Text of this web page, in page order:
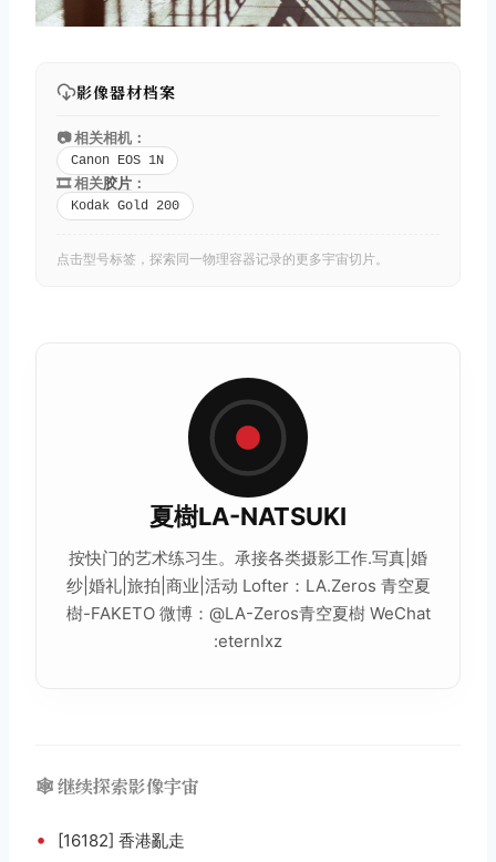
影像器材档案
📷 相关相机：
Canon EOS 1N
🎞️ 相关胶片 ：
Kodak Gold 200
点击型号标签，探索同一物理容器记录的更多宇宙切片。
夏樹LA-NATSUKI
按快门的艺术练习生。承接各类摄影工作.写真|婚
纱|婚礼|旅拍|商业|活动 Lofter：LA.Zeros 青空夏
樹-FAKETO 微博：@LA-Zeros青空夏樹 WeChat
:eternlxz
🕸️ 继续探索影像宇宙
• [16182] 香港亂走